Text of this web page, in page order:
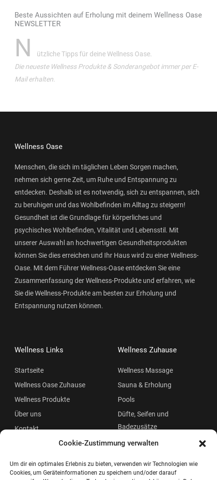
Cookie-Zustimmung verwalten
Um dir ein optimales Erlebnis zu bieten, verwenden wir Technologien wie
Cookies, um Geräteinformationen zu speichern und/oder darauf
Beste Aussichten auf Erholung mit deinem Wellness Oase
NEWSLETTER
N
ützliche Tipps für deine Wellness Oase.
Die neueste Wellness Produkte & Sonderangebot immer per E-
Mail erhalten.
Wellness Oase
Menschen, die sich im täglichen Leben Sorgen machen,
nehmen sich gerne Zeit, um Ruhe und Entspannung zu
entdecken. Deshalb ist es notwendig, sich zu entspannen, sich
zu beruhigen und das Wohlbefinden im Alltag zu steigern!
Gesundheit ist die Grundlage für körperliches und
psychisches Wohlbefinden, Vitalität und Lebensstil. Mit
unserer Auswahl an hochwertigen Gesundheitsprodukten
können Sie dies erreichen und Ihr Haus wird zu einer Wellness-
Oase. Mit dem Führer Wellness-Oase entdecken Sie eine
Zusammenfassung der Wellness-Produkte und erfahren, wie
Sie die Wellness-Produkte am besten zur Erholung und
Entspannung nutzen können.
Wellness Links
Startseite
Wellness Oase Zuhause
Wellness Produkte
Über uns
Kontakt
Wellness Zuhause
Wellness Massage
Sauna & Erholung
Pools
Düfte, Seifen und
Badezusätze
Beauty